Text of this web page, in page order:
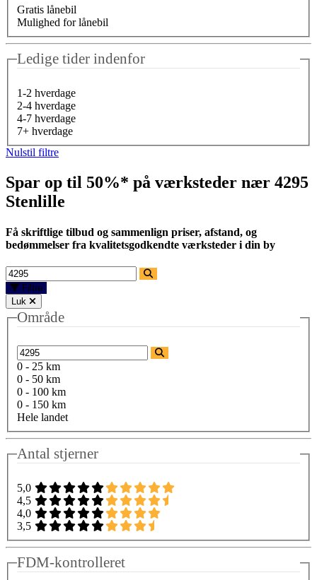
Gratis lånebil
Mulighed for lånebil
Ledige tider indenfor
1-2 hverdage
2-4 hverdage
4-7 hverdage
7+ hverdage
Nulstil filtre
Spar op til 50%* på værksteder nær 4295
Stenlille
Få skriftlige tilbud og sammenlign priser, afstand, og
bedømmelser fra kvalitetsgodkendte værksteder i din by
Filtre
Luk
Område
0 - 25 km
0 - 50 km
0 - 100 km
0 - 150 km
Hele landet
Antal stjerner
5,0
4,5
4,0
3,5
FDM-kontrolleret